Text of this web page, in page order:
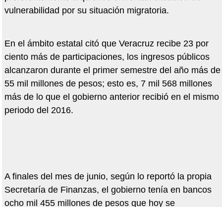
vulnerabilidad por su situación migratoria.
En el ámbito estatal citó que Veracruz recibe 23 por
ciento más de participaciones, los ingresos públicos
alcanzaron durante el primer semestre del año más de
55 mil millones de pesos; esto es, 7 mil 568 millones
más de lo que el gobierno anterior recibió en el mismo
periodo del 2016.
A finales del mes de junio, según lo reportó la propia
Secretaría de Finanzas, el gobierno tenía en bancos
ocho mil 455 millones de pesos que hoy se